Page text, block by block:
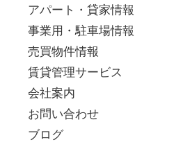
アパート・貸家情報
事業用・駐車場情報
売買物件情報
賃貸管理サービス
会社案内
お問い合わせ
ブログ